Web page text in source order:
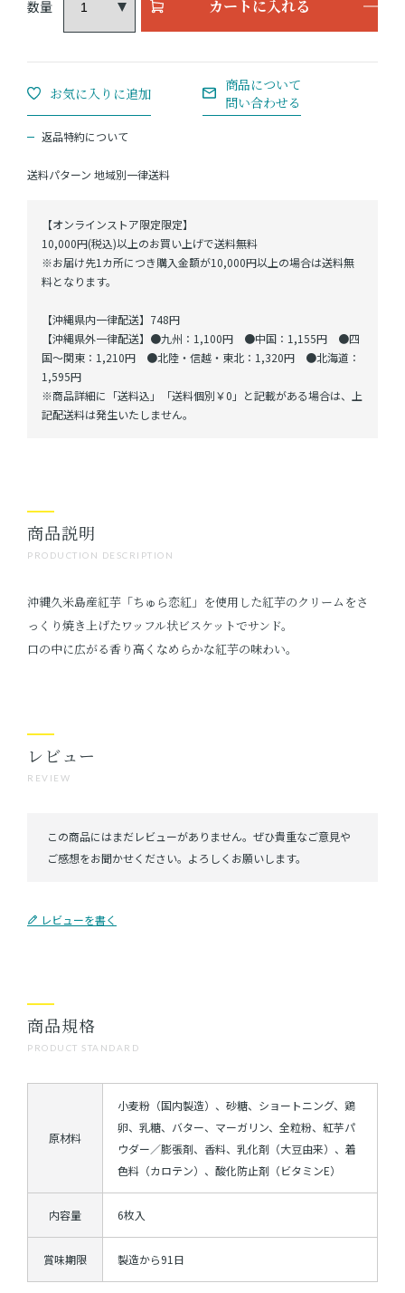
送料パターン 地域別一律送料
カートに入れる
返品特約について
【オンラインストア限定限定】
10,000円(税込)以上のお買い上げで送料無料
※お届け先1カ所につき購入金額が10,000円以上の場合は送料無
料となります。
【沖縄県内一律配送】748円
【沖縄県外一律配送】●九州：1,100円 ●中国：1,155円 ●四
国～関東：1,210円 ●北陸・信越・東北：1,320円 ●北海道：
1,595円
※商品詳細に「送料込」「送料個別￥0」と記載がある場合は、上
記配送料は発生いたしません。
PRODUCTION DESCRIPTION
商品説明
沖縄久米島産紅芋「ちゅら恋紅」を使用した紅芋のクリームをさ
っくり焼き上げたワッフル状ビスケットでサンド。
口の中に広がる香り高くなめらかな紅芋の味わい。
REVIEW
レビュー
レビューを書く
PRODUCT STANDARD
商品規格
原材料
小麦粉（国内製造）、砂糖、ショートニング、鶏
卵、乳糖、バター、マーガリン、全粒粉、紅芋パ
ウダー／膨張剤、香料、乳化剤（大豆由来）、着
色料（カロテン）、酸化防止剤（ビタミンE）
内容量 6枚入
賞味期限 製造から91日